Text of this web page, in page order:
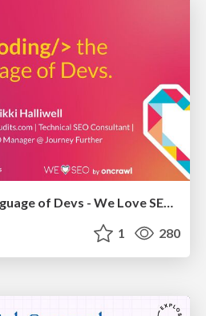
<Decoding/> the Language of Devs - We Love SEO 2024
1 280